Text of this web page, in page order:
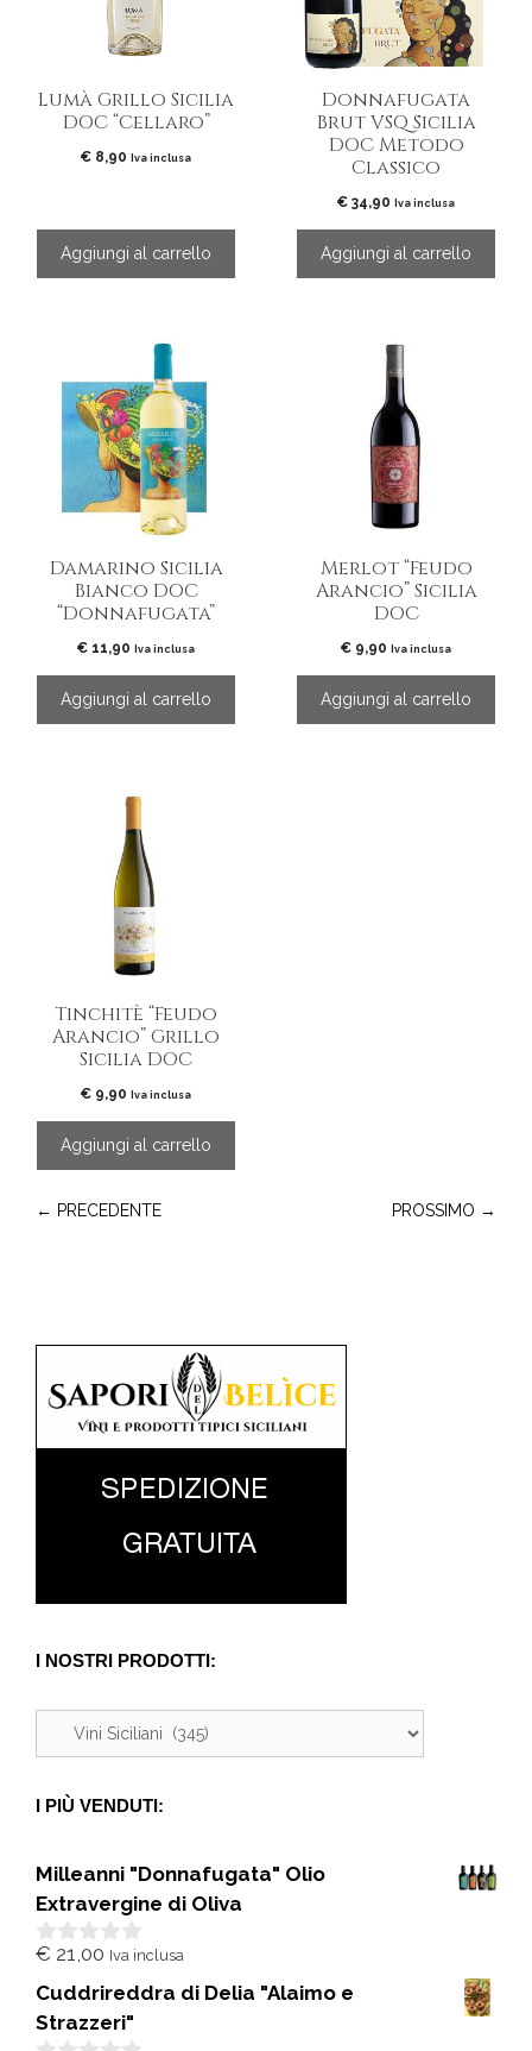
Lumà Grillo Sicilia
DOC “Cellaro”
€ 8,90 Iva inclusa
Aggiungi al carrello
Donnafugata
Brut VSQ Sicilia
DOC Metodo
Classico
€ 34,90 Iva inclusa
Aggiungi al carrello
Damarino Sicilia
Bianco DOC
“Donnafugata”
€ 11,90 Iva inclusa
Aggiungi al carrello
Merlot “Feudo
Arancio” Sicilia
DOC
€ 9,90 Iva inclusa
Aggiungi al carrello
Tinchitè “Feudo
Arancio” Grillo
Sicilia DOC
€ 9,90 Iva inclusa
Aggiungi al carrello
← PRECEDENTE PROSSIMO →
I NOSTRI PRODOTTI:
I PIÙ VENDUTI:
Milleanni "Donnafugata" Olio
Extravergine di Oliva
0
u
5
€ 21,00 Iva inclusa
Cuddrireddra di Delia "Alaimo e
Strazzeri"